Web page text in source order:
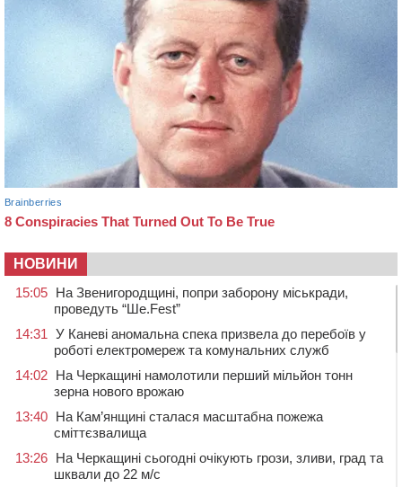
НОВИНИ
15:05 На Звенигородщині, попри заборону міськради,
проведуть “Ше.Fest”
14:31 У Каневі аномальна спека призвела до перебоїв у
роботі електромереж та комунальних служб
14:02 На Черкащині намолотили перший мільйон тонн
зерна нового врожаю
13:40 На Кам’янщині сталася масштабна пожежа
сміттєзвалища
13:26 На Черкащині сьогодні очікують грози, зливи, град та
шквали до 22 м/с